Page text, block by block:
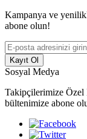
Kampanya ve
abone olun!
Kayıt Ol
Sosyal Medya
Takipçilerimize Özel
bültenimize abone